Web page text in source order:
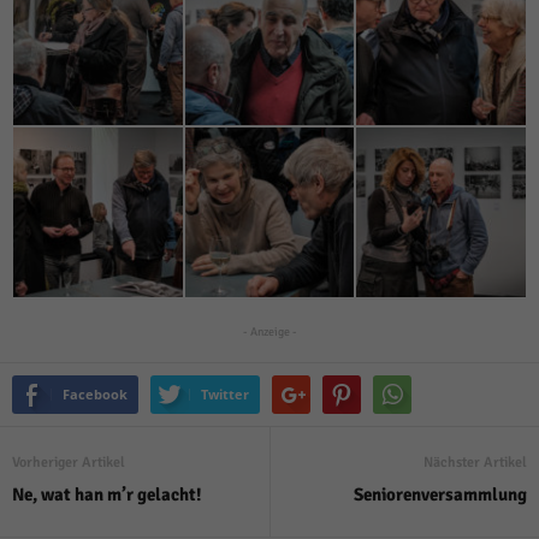
- Anzeige -
Facebook Twitter
Vorheriger Artikel
Ne, wat han m’r gelacht!
Nächster Artikel
Seniorenversammlung